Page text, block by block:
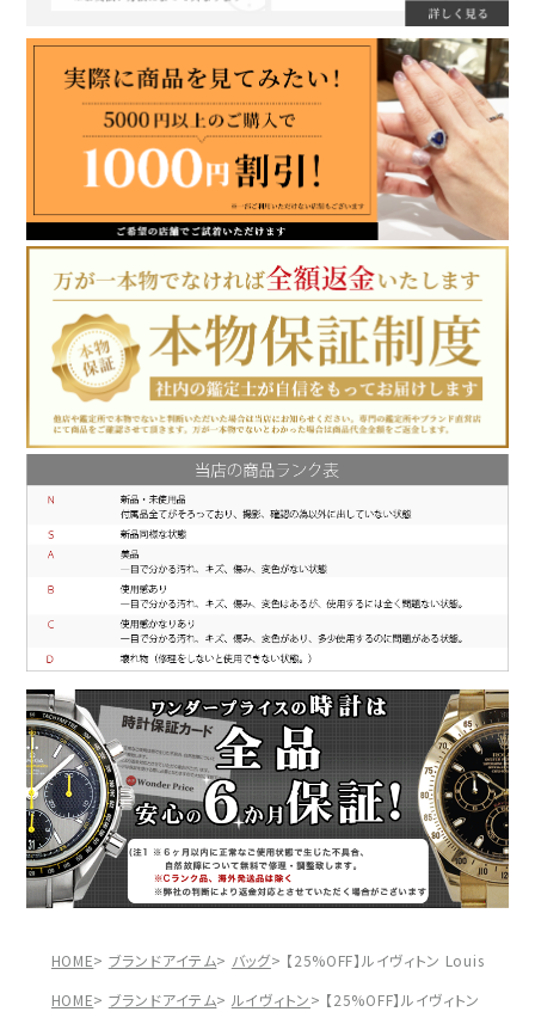
HOME ブランドアイテム バッグ
【25%OFF】ルイヴィトン Louis
HOME
ブランドアイテム ルイヴィトン 【25%OFF】ルイヴィトン